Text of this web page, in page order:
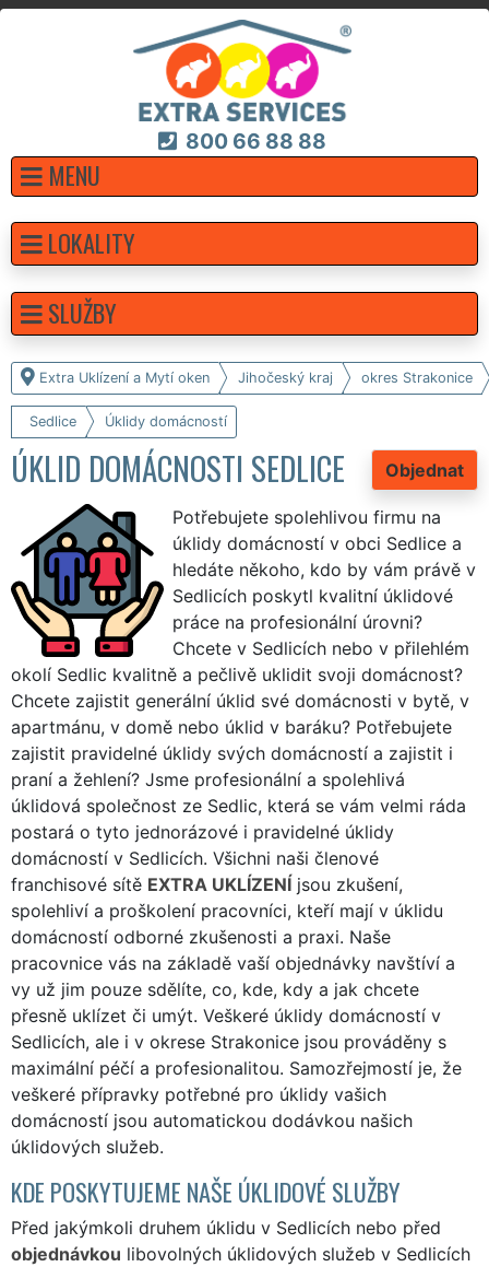
800 66 88 88
MENU
Extra Uklízení a Mytí oken Jihočeský kraj okres Strakonice
Sedlice Úklidy domácností
Objednat
ÚKLID DOMÁCNOSTI SEDLICE
Potřebujete spolehlivou firmu na
úklidy domácností v obci Sedlice a
hledáte někoho, kdo by vám právě v
Sedlicích poskytl kvalitní úklidové
práce na profesionální úrovni?
Chcete v Sedlicích nebo v přilehlém
okolí Sedlic kvalitně a pečlivě uklidit svoji domácnost?
Chcete zajistit generální úklid své domácnosti v bytě, v
apartmánu, v domě nebo úklid v baráku? Potřebujete
zajistit pravidelné úklidy svých domácností a zajistit i
praní a žehlení? Jsme profesionální a spolehlivá
úklidová společnost ze Sedlic, která se vám velmi ráda
postará o tyto jednorázové i pravidelné úklidy
domácností v Sedlicích. Všichni naši členové
franchisové sítě EXTRA UKLÍZENÍ jsou zkušení,
spolehliví a proškolení pracovníci, kteří mají v úklidu
domácností odborné zkušenosti a praxi. Naše
pracovnice vás na základě vaší objednávky navštíví a
vy už jim pouze sdělíte, co, kde, kdy a jak chcete
přesně uklízet či umýt. Veškeré úklidy domácností v
Sedlicích, ale i v okrese Strakonice jsou prováděny s
maximální péčí a profesionalitou. Samozřejmostí je, že
veškeré přípravky potřebné pro úklidy vašich
domácností jsou automatickou dodávkou našich
úklidových služeb.
KDE POSKYTUJEME NAŠE ÚKLIDOVÉ SLUŽBY
Před jakýmkoli druhem úklidu v Sedlicích nebo před
objednávkou libovolných úklidových služeb v Sedlicích
LOKALITY
SLUŽBY